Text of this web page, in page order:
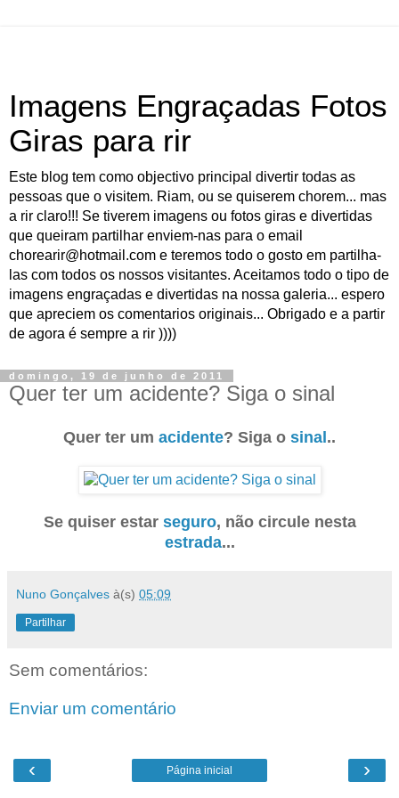
Imagens Engraçadas Fotos
Giras para rir
Este blog tem como objectivo principal divertir todas as
pessoas que o visitem. Riam, ou se quiserem chorem... mas
a rir claro!!! Se tiverem imagens ou fotos giras e divertidas
que queiram partilhar enviem-nas para o email
chorearir@hotmail.com e teremos todo o gosto em partilha-
las com todos os nossos visitantes. Aceitamos todo o tipo de
imagens engraçadas e divertidas na nossa galeria... espero
que apreciem os comentarios originais... Obrigado e a partir
de agora é sempre a rir ))))
domingo, 19 de junho de 2011
Quer ter um acidente? Siga o sinal
Quer ter um acidente? Siga o sinal..
Se quiser estar seguro, não circule nesta
estrada...
Nuno Gonçalves à(s) 05:09
Partilhar
Sem comentários:
Enviar um comentário
‹ ›
Página inicial